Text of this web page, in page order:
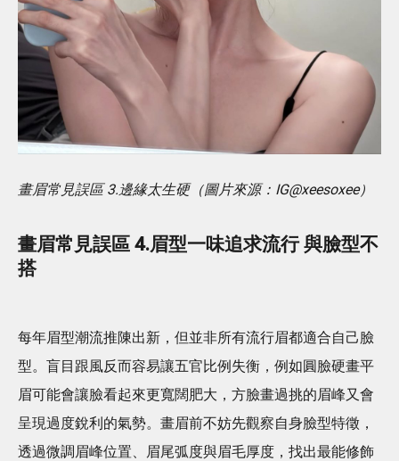
畫眉常見誤區 3.邊緣太生硬（圖片來源：IG@xeesoxee）
畫眉常見誤區 4.眉型一味追求流行 與臉型不
搭
每年眉型潮流推陳出新，但並非所有流行眉都適合自己臉
型。盲目跟風反而容易讓五官比例失衡，例如圓臉硬畫平
眉可能會讓臉看起來更寬闊肥大，方臉畫過挑的眉峰又會
呈現過度銳利的氣勢。畫眉前不妨先觀察自身臉型特徵，
透過微調眉峰位置、眉尾弧度與眉毛厚度，找出最能修飾